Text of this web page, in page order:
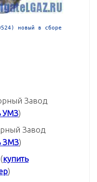
новый в сборе
Завод
УМЗ)
Завод
ЗМЗ)
купить
)